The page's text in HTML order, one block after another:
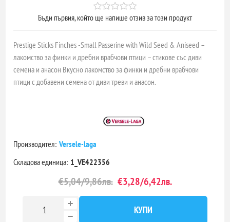
Бъди първия, който ще напише отзив за този продукт
Prestige Sticks Finches -Small Passerine with Wild Seed & Aniseed –
лакомство за финки и дребни врабчови птици – стикове със диви
семена и анасон Вкусно лакомство за финки и дребни врабчови
птици с добавени семена от диви треви и анасон.
Производител: Versele-laga
Складова единица: 1_VE422356
€5,04/9,86лв. €3,28/6,42лв.
КУПИ